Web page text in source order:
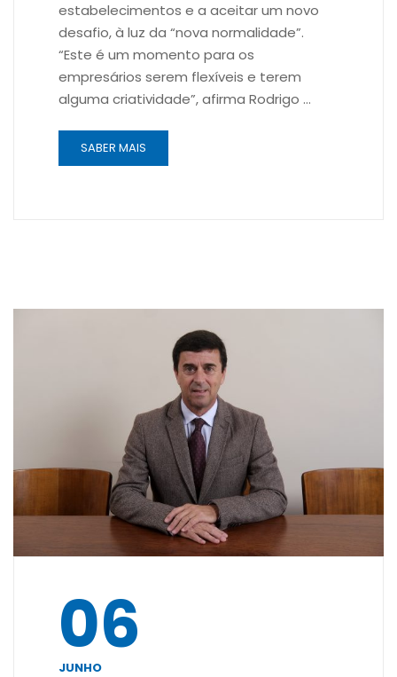
estabelecimentos e a aceitar um novo
desafio, à luz da “nova normalidade”.
“Este é um momento para os
empresários serem flexíveis e terem
alguma criatividade”, afirma Rodrigo …
SABER MAIS
06
JUNHO